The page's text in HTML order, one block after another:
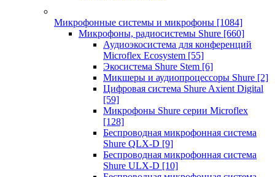
Микрофонные системы и микрофоны [1084]
Микрофоны, радиосистемы Shure [660]
Аудиоэкосистема для конференций
Microflex Ecosystem [55]
Экосистема Shure Stem [6]
Микшеры и аудиопроцессоры Shure [2]
Цифровая система Shure Axient Digital
[59]
Микрофоны Shure серии Microflex
[128]
Беспроводная микрофонная система
Shure QLX-D [9]
Беспроводная микрофонная система
Shure ULX-D [10]